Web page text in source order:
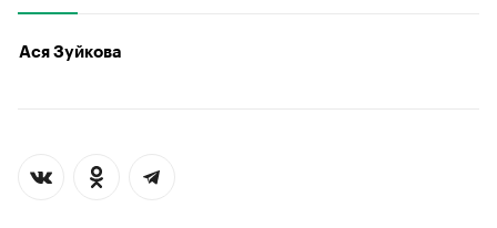
Ася Зуйкова